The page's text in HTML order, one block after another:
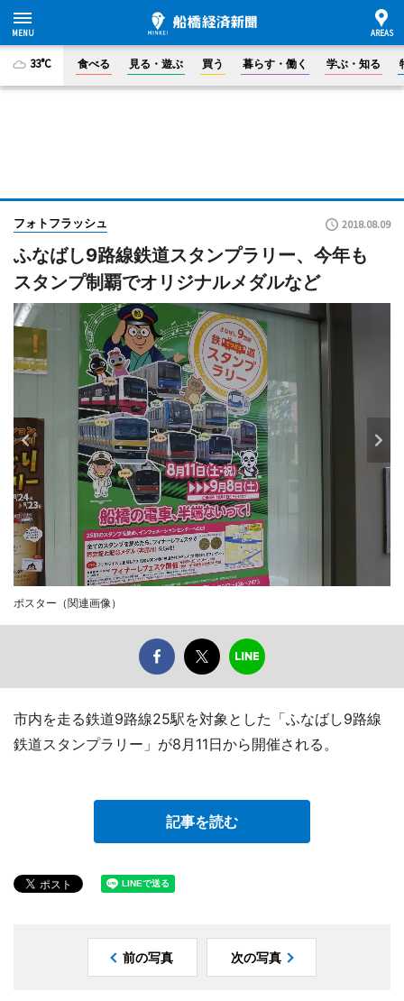
33°C 食べる 見る・遊ぶ 買う 暮らす・働く 学ぶ・知る
フォトフラッシュ 2018.08.09
ふなばし9路線鉄道スタンプラリー、今年も
スタンプ制覇でオリジナルメダルなど
ポスター（関連画像）
市内を走る鉄道9路線25駅を対象とした「ふなばし9路線
鉄道スタンプラリー」が8月11日から開催される。
記事を読む
前の写真 次の写真